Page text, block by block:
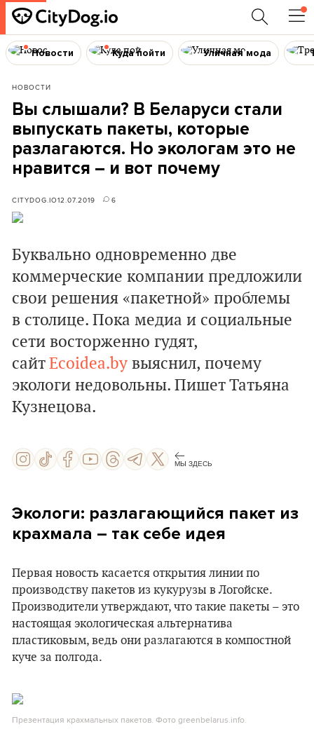
Новости Куда пойти Уличная мода
НОВОСТИ
Вы слышали? В Беларуси стали
выпускать пакеты, которые
разлагаются. Но экологам это не
нравится – и вот почему
CITYDOG.IO12.07.2019 6
Буквально одновременно две
коммерческие компании предложили
свои решения «пакетной» проблемы
в столице. Пока медиа и социальные
сети восторженно гудят,
сайтEcoidea.by выяснил, почему
экологи недовольны. Пишет Татьяна
Кузнецова.
МЫ ЗДЕСЬ
Экологи: разлагающийся пакет из
крахмала – так себе идея
Первая новость касается открытия линии по
производству пакетов из кукурузы в Логойске.
Производители утверждают, что такие пакеты – это
настоящая экологическая альтернатива
пластиковым, ведь они разлагаются в компостной
куче за полгода.
Презентация крахмальных пакетов. Фото greenbelarus.info.